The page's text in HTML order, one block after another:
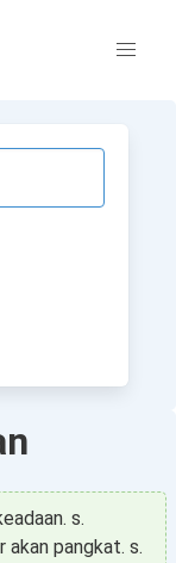
s.
akan pangkat. s.